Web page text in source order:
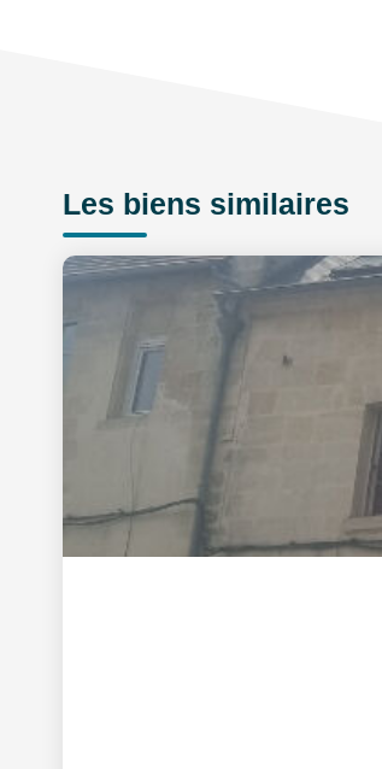
Les biens similaires